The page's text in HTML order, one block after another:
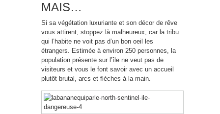
MAIS…
Si sa végétation luxuriante et son décor de rêve
vous attirent, stoppez là malheureux, car la tribu
qui l’habite ne voit pas d’un bon oeil les
étrangers. Estimée à environ 250 personnes, la
population présente sur l’île ne veut pas de
visiteurs et vous le font savoir avec un accueil
plutôt brutal, arcs et fléches à la main.